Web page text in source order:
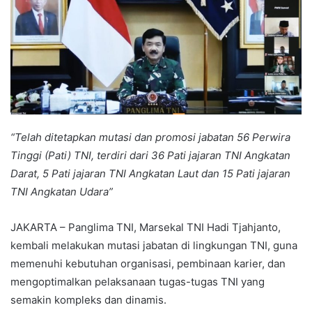
“Telah ditetapkan mutasi dan promosi jabatan 56 Perwira
Tinggi (Pati) TNI, terdiri dari 36 Pati jajaran TNI Angkatan
Darat, 5 Pati jajaran TNI Angkatan Laut dan 15 Pati jajaran
TNI Angkatan Udara”
JAKARTA – Panglima TNI, Marsekal TNI Hadi Tjahjanto,
kembali melakukan mutasi jabatan di lingkungan TNI, guna
memenuhi kebutuhan organisasi, pembinaan karier, dan
mengoptimalkan pelaksanaan tugas-tugas TNI yang
semakin kompleks dan dinamis.